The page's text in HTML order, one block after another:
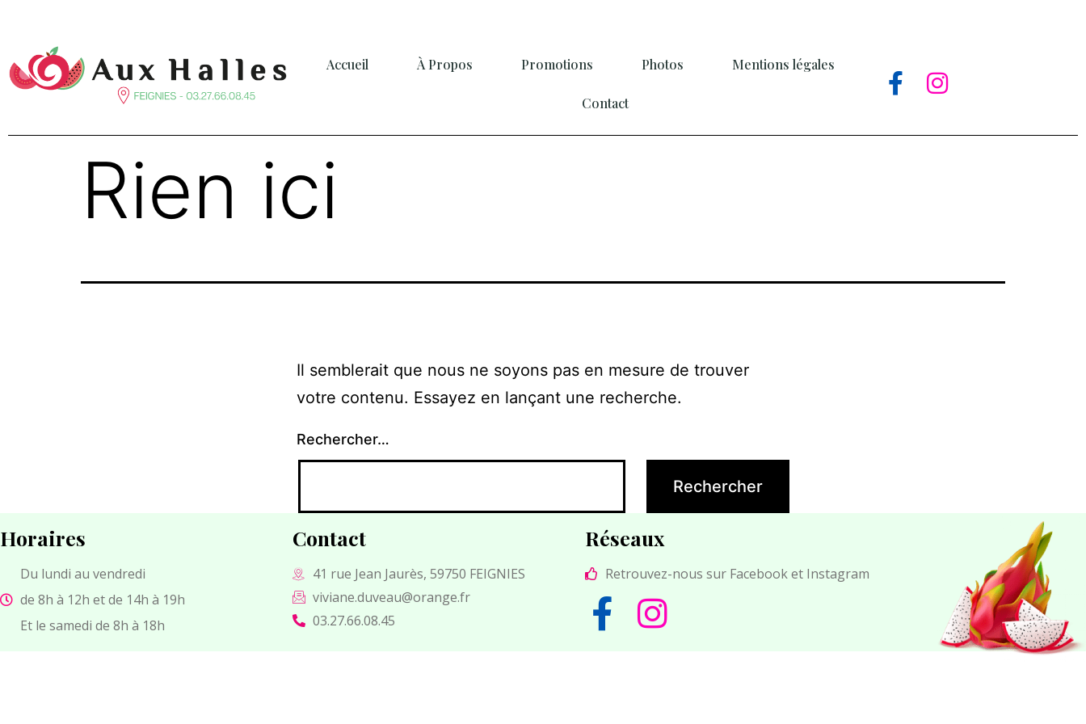
Accueil À Propos Promotions Photos Mentions légales
Contact
Rien ici
Il semblerait que nous ne soyons pas en mesure de trouver
votre contenu. Essayez en lançant une recherche.
Rechercher…
Horaires
Du lundi au vendredi
de 8h à 12h et de 14h à 19h
Et le samedi de 8h à 18h
Contact
41 rue Jean Jaurès, 59750 FEIGNIES
viviane.duveau@orange.fr
03.27.66.08.45
Réseaux
Retrouvez-nous sur Facebook et Instagram